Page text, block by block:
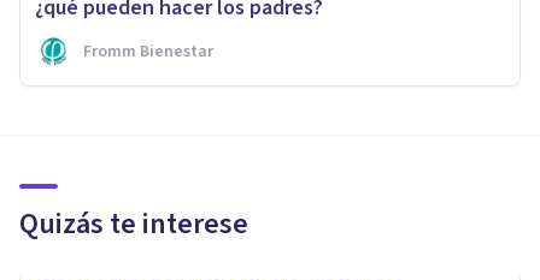
¿qué pueden hacer los padres?
Fromm Bienestar
Quizás te interese